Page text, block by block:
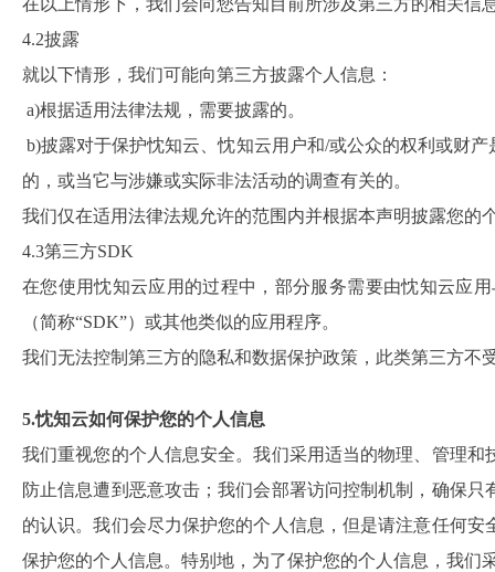
在以上情形下，我们会向您告知目前所涉及第三方的相关信
4.2披露
就以下情形，我们可能向第三方披露个人信息：
a)根据适用法律法规，需要披露的。
b)披露对于保护忱知云、忱知云用户和/或公众的权利或财
的，或当它与涉嫌或实际非法活动的调查有关的。
我们仅在适用法律法规允许的范围内并根据本声明披露您的
4.3第三方SDK
在您使用忱知云应用的过程中，部分服务需要由忱知云应
（简称“SDK”）或其他类似的应用程序。
我们无法控制第三方的隐私和数据保护政策，此类第三方
5.忱知云如何保护您的个人信息
我们重视您的个人信息安全。我们采用适当的物理、管理
防止信息遭到恶意攻击；我们会部署访问控制机制，确保
的认识。我们会尽力保护您的个人信息，但是请注意任何
保护您的个人信息。特别地，为了保护您的个人信息，我们